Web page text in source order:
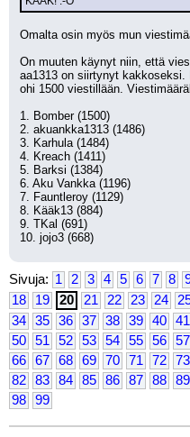
Omalta osin myös mun
On muuten käynyt niin, että
aa1313 on siirtynyt
ohi 1500 viestillään.
1. Bomber (1500)
2. akuankka1313 (1486)
3. Karhula (1484)
4. Kreach (1411)
5. Barksi (1384)
6. Aku Vankka (1196)
7. Fauntleroy (1129)
8. Kääk13 (884)
9. TKal (691)
10. jojo3 (668)
Sivuja: 1 2 3 4 5 6 7 8
18
19 20 21 22 23 24
34
35 36 37 38 39 40 41
50
51 52 53 54 55 56 57
66
67 68 69 70 71 72 73
82
83 84 85 86 87 88 89
98
99